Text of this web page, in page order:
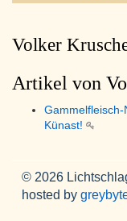
Volker
Artikel von
Künast!
© 2026
hosted by